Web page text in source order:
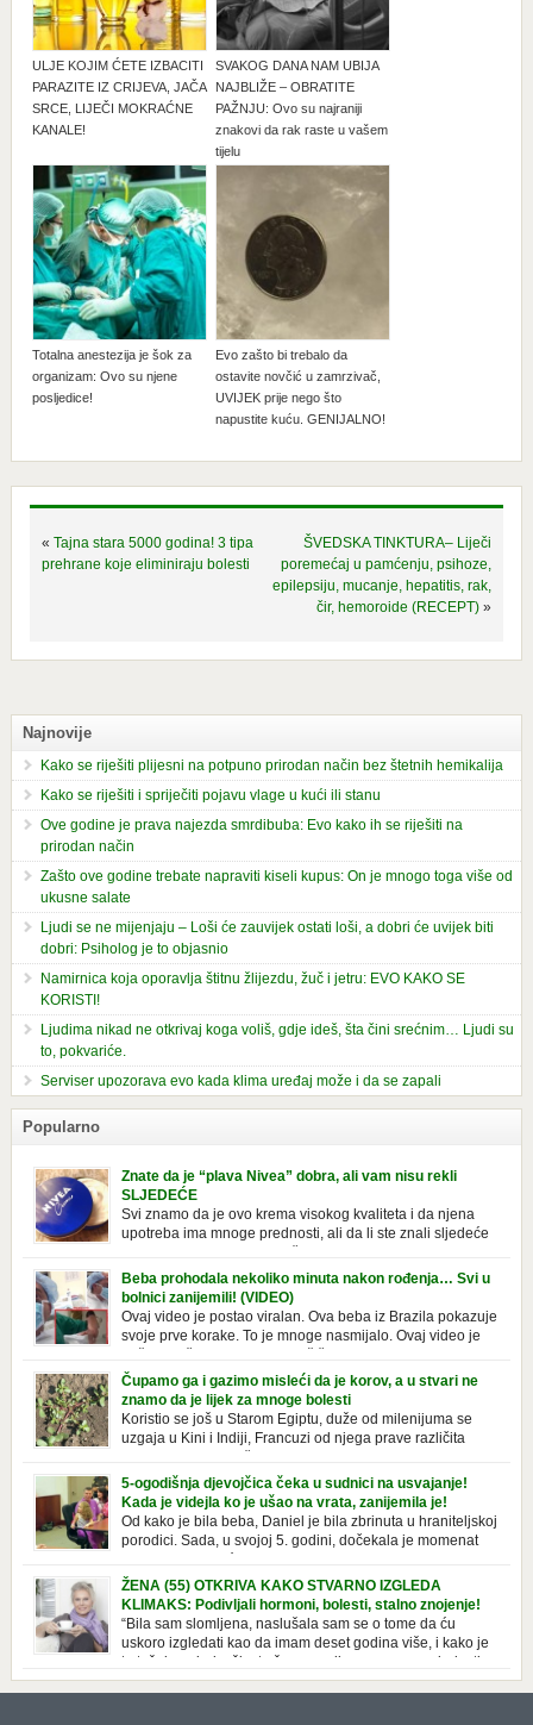
ULJE KOJIM ĆETE IZBACITI
PARAZITE IZ CRIJEVA, JAČA
SRCE, LIJEČI MOKRAĆNE
KANALE!
SVAKOG DANA NAM UBIJA
NAJBLIŽE – OBRATITE
PAŽNJU: Ovo su najraniji
znakovi da rak raste u vašem
tijelu
Totalna anestezija je šok za
organizam: Ovo su njene
posljedice!
Evo zašto bi trebalo da
ostavite novčić u zamrzivač,
UVIJEK prije nego što
napustite kuću. GENIJALNO!
« Tajna stara 5000 godina! 3 tipa
prehrane koje eliminiraju bolesti
ŠVEDSKA TINKTURA– Liječi
poremećaj u pamćenju, psihoze,
epilepsiju, mucanje, hepatitis, rak,
čir, hemoroide (RECEPT) »
Najnovije
Kako se riješiti plijesni na potpuno prirodan način bez štetnih hemikalija
Kako se riješiti i spriječiti pojavu vlage u kući ili stanu
Ove godine je prava najezda smrdibuba: Evo kako ih se riješiti na
prirodan način
Zašto ove godine trebate napraviti kiseli kupus: On je mnogo toga više od
ukusne salate
Ljudi se ne mijenjaju – Loši će zauvijek ostati loši, a dobri će uvijek biti
dobri: Psiholog je to objasnio
Namirnica koja oporavlja štitnu žlijezdu, žuč i jetru: EVO KAKO SE
KORISTI!
Ljudima nikad ne otkrivaj koga voliš, gdje ideš, šta čini srećnim… Ljudi su
to, pokvariće.
Serviser upozorava evo kada klima uređaj može i da se zapali
Popularno
Znate da je “plava Nivea” dobra, ali vam nisu rekli
SLJEDEĆE
Svi znamo da je ovo krema visokog kvaliteta i da njena
upotreba ima mnoge prednosti, ali da li ste znali sljedeće
o njoj. Nivea krema u klasičnoj, plavoj kutiji,
prepoznatljivog mirisa i jednostavne formule, jeste nezamenljiv inventar
u kupatilima i muškaraca i žena. Mnogi ljudi se ne odvajaju od nje, pa je
čak nose sa […]
Beba prohodala nekoliko minuta nakon rođenja… Svi u
bolnici zanijemili! (VIDEO)
Ovaj video je postao viralan. Ova beba iz Brazila pokazuje
svoje prve korake. To je mnoge nasmijalo. Ovaj video je
baš neobičan. Ne viđamo baš često ovakve korake kod
novorođenih beba. Video je snimila babica, pregledalo ga je preko 80
miliona ljudi. Ove babice su ostale u čudu nakon što su vidjeli kako
beba želi […]
Čupamo ga i gazimo misleći da je korov, a u stvari ne
znamo da je lijek za mnoge bolesti
Koristio se još u Starom Egiptu, duže od milenijuma se
uzgaja u Kini i Indiji, Francuzi od njega prave različita
čupamo ga i bacamo kao korov! Tušt je jednogodišnji, ali vrlo uporan
“korov” koji, ka­da nam se jednom nastani u bašti ili dvorištu, teško ga se
5-ogodišnja djevojčica čeka u sudnici na usvajanje!
Kada je videjla ko je ušao na vrata, zanijemila je!
Od kako je bila beba, Daniel je bila zbrinuta u hraniteljskoj
porodici. Sada, u svojoj 5. godini, dočekala je momenat
je bio veoma poseban za djevojčicu i njenu novu porodicu, ali je uskoro
postao još čarobniji, zahvaljujući socijalnom radniku koji poznaje
Daniel. Njenoj novoj porodici je […]
ŽENA (55) OTKRIVA KAKO STVARNO IZGLEDA
KLIMAKS: Podivljali hormoni, bolesti, stalno znojenje!
“Bila sam slomljena, naslušala sam se o tome da ću
uskoro izgledati kao da imam deset godina više, i kako je
to težak period u životu žene, podloga za mnoge bolesti,
gotovo da nema lijeka”, priča Violeta. “Kada sam napunila 48 godina,